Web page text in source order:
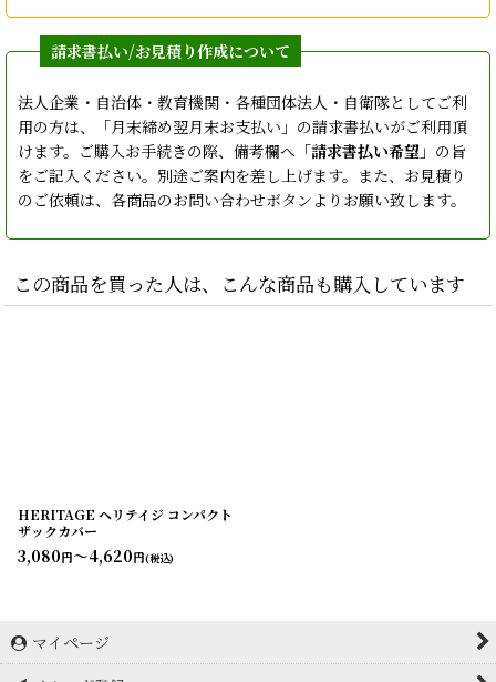
法人企業・自治体・教育機関・各種団体法人・自衛隊としてご利
用の方は、「月末締め翌月末お支払い」の請求書払いがご利用頂
けます。ご購入お手続きの際、備考欄へ「請求書払い希望 」の旨
をご記入ください。別途ご案内を差し上げます。また、お見積り
のご依頼は、各商品のお問い合わせボタンよりお願い致します。
この商品を買った人は、こんな商品も購入しています
HERITAGE ヘリテイジ コンパクト
ザックカバー
3,080円～4,620円(税込)
マイページ